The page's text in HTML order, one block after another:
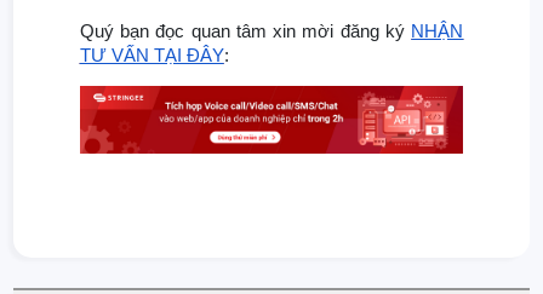
Quý bạn đọc quan tâm xin mời đăng ký NHẬN
TƯ VẤN TẠI ĐÂY: